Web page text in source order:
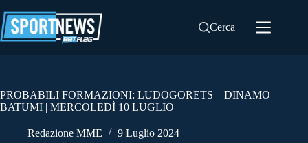
al
contenuto
Cerca
PROBABILI FORMAZIONI: LUDOGORETS – DINAMO
BATUMI | MERCOLEDÌ 10 LUGLIO
Redazione MME 9 Luglio 2024